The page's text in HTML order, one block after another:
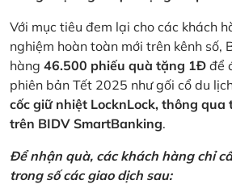
Với mục tiêu đem lại cho các khách
nghiệm hoàn toàn mới trên kênh số,
hàng 46.500 phiếu quà tặng 1Đ để
phiên bản Tết 2025 như gối cổ du
cốc giữ nhiệt LocknLock, thông qua
trên BIDV SmartBanking.
Để nhận quà, các khách hàng chỉ
trong số các giao dịch sau: